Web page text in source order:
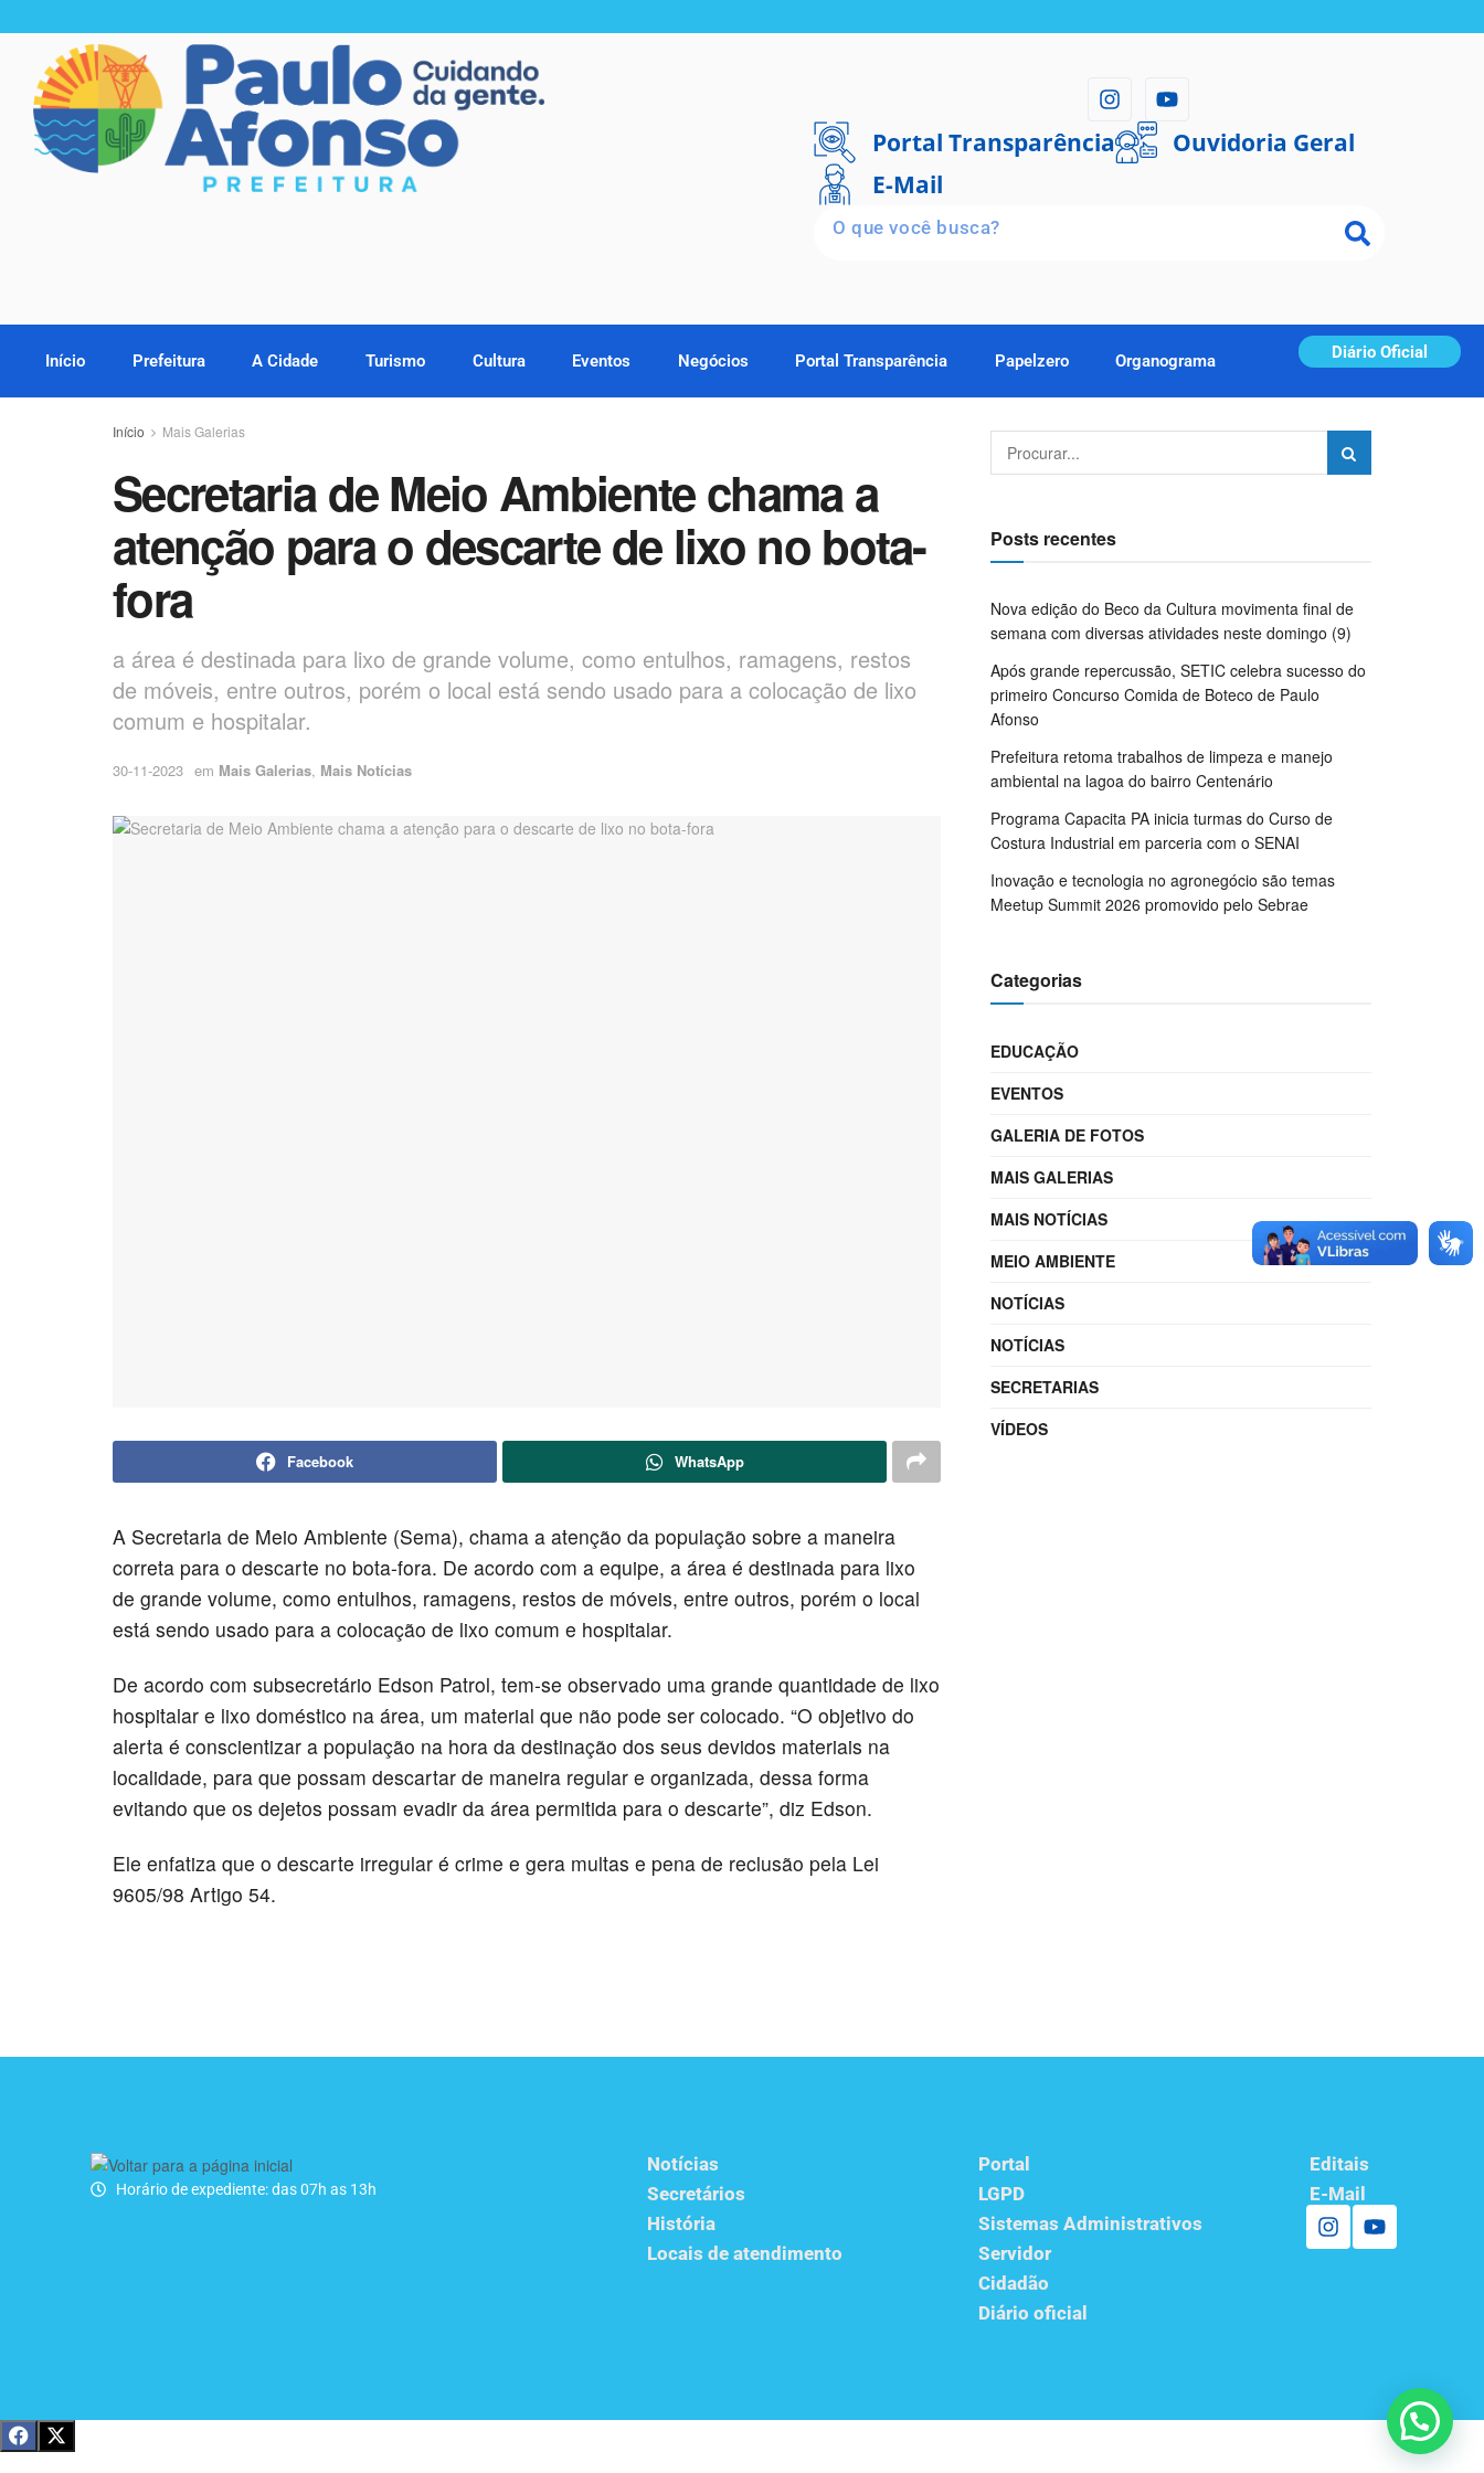
Portal Transparência
Ouvidoria Geral
E-Mail
Início Prefeitura A Cidade Turismo Cultura Eventos Negócios Portal Transparência Papelzero Organograma Diário Oficial
Início Mais Galerias
Secretaria de Meio Ambiente chama a
atenção para o descarte de lixo no bota-
fora
a área é destinada para lixo de grande volume, como entulhos, ramagens, restos
de móveis, entre outros, porém o local está sendo usado para a colocação de lixo
comum e hospitalar.
30-11-2023 em Mais Galerias, Mais Notícias
Facebook WhatsApp
A Secretaria de Meio Ambiente (Sema), chama a atenção da população sobre a maneira
correta para o descarte no bota-fora. De acordo com a equipe, a área é destinada para lixo
de grande volume, como entulhos, ramagens, restos de móveis, entre outros, porém o local
está sendo usado para a colocação de lixo comum e hospitalar.
De acordo com subsecretário Edson Patrol, tem-se observado uma grande quantidade de lixo
hospitalar e lixo doméstico na área, um material que não pode ser colocado. “O objetivo do
alerta é conscientizar a população na hora da destinação dos seus devidos materiais na
localidade, para que possam descartar de maneira regular e organizada, dessa forma
evitando que os dejetos possam evadir da área permitida para o descarte”, diz Edson.
Ele enfatiza que o descarte irregular é crime e gera multas e pena de reclusão pela Lei
9605/98 Artigo 54.
Posts recentes
Nova edição do Beco da Cultura movimenta final de
semana com diversas atividades neste domingo (9)
Após grande repercussão, SETIC celebra sucesso do
primeiro Concurso Comida de Boteco de Paulo
Afonso
Prefeitura retoma trabalhos de limpeza e manejo
ambiental na lagoa do bairro Centenário
Programa Capacita PA inicia turmas do Curso de
Costura Industrial em parceria com o SENAI
Inovação e tecnologia no agronegócio são temas
Meetup Summit 2026 promovido pelo Sebrae
Categorias
EDUCAÇÃO
EVENTOS
GALERIA DE FOTOS
MAIS GALERIAS
MAIS NOTÍCIAS
MEIO AMBIENTE
NOTÍCIAS
NOTÍCIAS
SECRETARIAS
VÍDEOS
Horário de expediente: das 07h as 13h
Notícias
Secretários
História
Locais de atendimento
Portal
LGPD
Sistemas Administrativos
Servidor
Cidadão
Diário oficial
Editais
E-Mail